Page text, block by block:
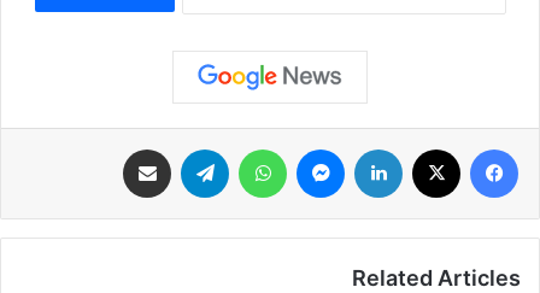
فيسبوك لينكدإن ماسنجر واتساب تيلقرام
Related Articles